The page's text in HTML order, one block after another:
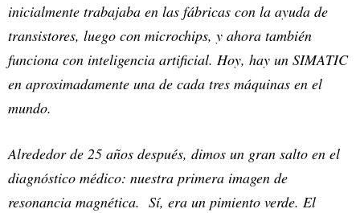
inicialmente trabajaba en las fábricas con la ayuda de
transistores, luego con microchips, y ahora también
funciona con inteligencia artificial. Hoy, hay un SIMATIC
en aproximadamente una de cada tres máquinas en el
mundo.
Alrededor de 25 años después, dimos un gran salto en el
diagnóstico médico: nuestra primera imagen de
resonancia magnética. Sí, era un pimiento verde. El